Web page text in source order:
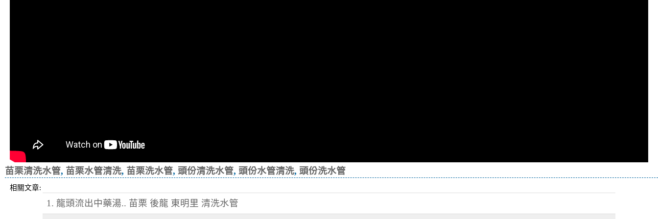
苗栗清洗水管, 苗栗水管清洗, 苗栗洗水管, 頭份清洗水管, 頭份水管清洗, 頭份洗水管
相關文章:
1. 龍頭流出中藥湯.. 苗栗 後龍 東明里 清洗水管